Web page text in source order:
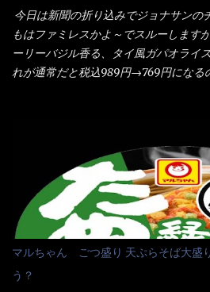
ないかぁ～ モヤシが黒豆モヤシだか
りづらい！（緑豆モヤシだと太くて熱
だよ） それに細ストレート麺とモヤ
韮の緑と卵の黄色も相まって・・・映え
みたら、これが凄くうまくすくえるん
当たりだね） 今回新作のグラタンを頂
味しさとダイソーのカレースプーンの
度認識できました。
今日は新聞の折り込みでジョナサンの
もはファミレスかよ～でスルーします
ーリーバジル香る、タイ風ガパオライ
れが通常だと税込989円→769円にな
に行っても同じメニュー同じ味のファ
近は、ステーキガストに試しに行った
くて） しかし最近のファミレスは合理
ア担当は2人程度しか居ないんだよね
ネル！！ 凄いよなぁ～ 20年位前は、
居たと思うけど・・・ 判らず店員さん
ーポンなんだけどと伝えると、丁寧に
くれたが、何故かタッチパネルがクー
マルちゃん ごつ盛り 天ぷらそば大盛
う？